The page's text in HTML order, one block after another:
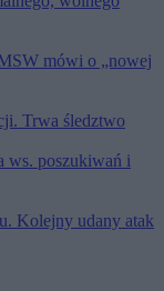
mówi o „nowej
Trwa śledztwo
ws. poszukiwań i
Kolejny udany atak